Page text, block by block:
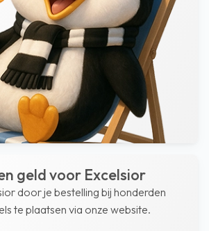
geld voor Excelsior
door je bestelling bij honderden
te plaatsen via onze website.